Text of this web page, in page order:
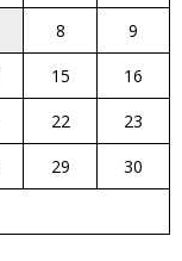
8
9
15
16
22
23
29
30